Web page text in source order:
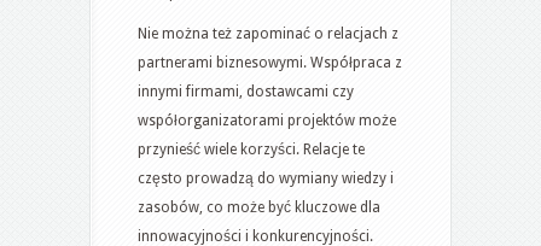
Nie można też zapominać o relacjach z
partnerami biznesowymi. Współpraca z
innymi firmami, dostawcami czy
współorganizatorami projektów może
przynieść wiele korzyści. Relacje te
często prowadzą do wymiany wiedzy i
zasobów, co może być kluczowe dla
innowacyjności i konkurencyjności.